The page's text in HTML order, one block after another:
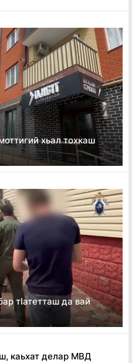
хьал тохкаш
тӏатетташ да вай
каьхат делар МВД